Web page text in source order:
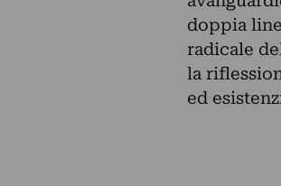
doppia
radicale
la
ed